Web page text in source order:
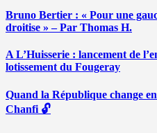
Bruno Bertier : « Pour une
droitise » – Par Thomas H.
A L’Huisserie : lancement de
lotissement du Fougeray
Quand la République change
Chanfi 🔓